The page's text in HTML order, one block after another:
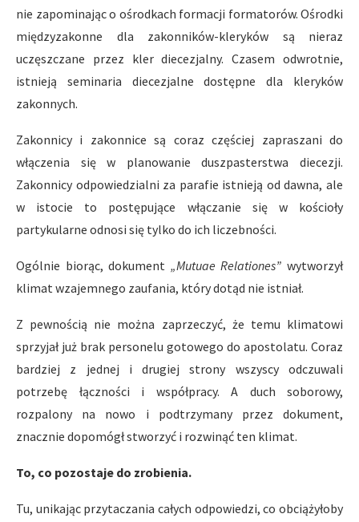
nie zapominając o ośrodkach formacji formatorów. Ośrodki
międzyzakonne dla zakonników-kleryków są nieraz
uczęszczane przez kler diecezjalny. Czasem odwrotnie,
istnieją seminaria diecezjalne dostępne dla kleryków
zakonnych.
Zakonnicy i zakonnice są coraz częściej zapraszani do
włączenia się w planowanie duszpasterstwa diecezji.
Zakonnicy odpowiedzialni za parafie istnieją od dawna, ale
w istocie to postępujące włączanie się w kościoły
partykularne odnosi się tylko do ich liczebności.
Ogólnie biorąc, dokument „Mutuae Relationes” wytworzył
klimat wzajemnego zaufania, który dotąd nie istniał.
Z pewnością nie można zaprzeczyć, że temu klimatowi
sprzyjał już brak personelu gotowego do apostolatu. Coraz
bardziej z jednej i drugiej strony wszyscy odczuwali
potrzebę łączności i współpracy. A duch soborowy,
rozpalony na nowo i podtrzymany przez dokument,
znacznie dopomógł stworzyć i rozwinąć ten klimat.
To, co pozostaje do zrobienia.
Tu, unikając przytaczania całych odpowiedzi, co obciążyłoby